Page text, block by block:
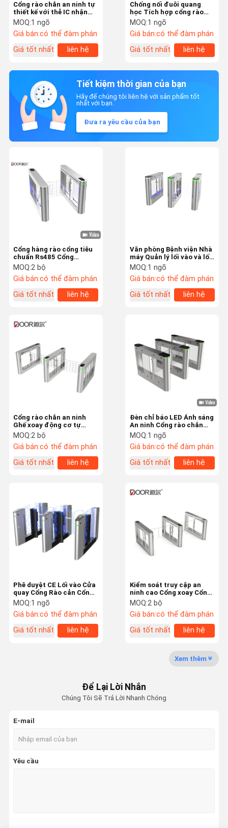
Tham Quan
Kiểm Soát
Tin Tức
tốc độ cổng turnstile
Cổng xoay
Cổng rào chắn an ninh tự
thiết kế với thẻ IC nhận
dạng khuôn mặt Mã QR
MOQ:1 ngõ
Giá bán:có thể đàm phán
Giá tốt nhất
liên hệ
Chống nối đuôi quang
học Tích hợp cổng rào
cản động cơ không chổi
than IP54
MOQ:1 ngõ
Giá bán:có thể đàm phán
Giá tốt nhất
liên hệ
Tiết kiệm thời gian của bạn
Hãy để chúng tôi liên hệ với sản phẩm tốt
nhất với bạn.
Đưa ra yêu cầu của bạn
Văn phòng Bệnh viện Nhà
máy Quản lý lối vào và lối
ra Cổng rào cản Swing
MOQ:1 ngõ
Giá bán:có thể đàm phán
Giá tốt nhất
liên hệ
Cổng hàng rào cổng tiêu
chuẩn Rs485 Cổng
trường học và tòa nhà
thương mại
MOQ:2 bộ
Giá bán:có thể đàm phán
Giá tốt nhất
liên hệ
Đèn chỉ báo LED Ánh sáng
An ninh Cổng rào chắn
xích đu cho tiền sảnh
công cộng
MOQ:1 ngõ
Giá bán:có thể đàm phán
Giá tốt nhất
liên hệ
Cổng rào chắn an ninh
Ghế xoay động cơ tự
động Swing Barrier Gate
Turnstile Khuyến mãi
MOQ:2 bộ
Giá bán:có thể đàm phán
Giá tốt nhất
liên hệ
Kiểm soát truy cập an
ninh cao Cổng xoay Cổng
rào cản cửa quay cho
trường học hoặc trường
đại học
MOQ:2 bộ
Giá bán:có thể đàm phán
Giá tốt nhất
liên hệ
Phê duyệt CE Lối vào Cửa
quay Cổng Rào cản Cổng
Swing Hệ thống kiểm
soát truy cập tốc độ
nhanh
MOQ:1 ngõ
Giá bán:có thể đàm phán
Giá tốt nhất
liên hệ
Xem thêm
Để Lại Lời Nhắn
Chúng Tôi Sẽ Trả Lời Nhanh Chóng
E-mail
Yêu cầu